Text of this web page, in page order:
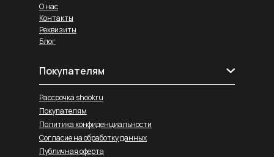
Реквизиты
Блог
О нас
Контакты
Покупателям
Рассрочка shookru
Покупателям
Политика конфиденциальности
Согласие на обработку данных
Публичная оферта